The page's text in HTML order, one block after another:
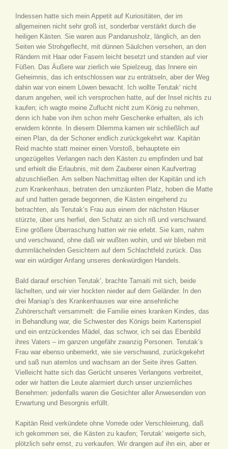
Indessen hatte sich mein Appetit auf Kuriositäten, der im
allgemeinen nicht sehr groß ist, sonderbar verstärkt durch die
heiligen Kästen. Sie waren aus Pandanusholz, länglich, an den
Seiten wie Strohgeflecht, mit dünnen Säulchen versehen, an den
Rändern mit Haar oder Fasern leicht besetzt und standen auf vier
Füßen. Das Äußere war zierlich wie Spielzeug, das Innere ein
Geheimnis, das ich entschlossen war zu enträtseln, aber der Weg
dahin war von einem Löwen bewacht. Ich wollte Terutak‘ nicht
darum angehen, weil ich versprochen hatte, auf der Insel nichts zu
kaufen; ich wagte meine Zuflucht nicht zum König zu nehmen,
denn ich habe von ihm schon mehr Geschenke erhalten, als ich
erwidern könnte. In diesem Dilemma kamen wir schließlich auf
einen Plan, da der Schoner endlich zurückgekehrt war. Kapitän
Reid machte statt meiner einen Vorstoß, behauptete ein
ungezügeltes Verlangen nach den Kästen zu empfinden und bat
und erhielt die Erlaubnis, mit dem Zauberer einen Kaufvertrag
abzuschließen. Am selben Nachmittag eilten der Kapitän und ich
zum Krankenhaus, betraten den umzäunten Platz, hoben die Matte
auf und hatten gerade begonnen, die Kästen eingehend zu
betrachten, als Terutak’s Frau aus einem der nächsten Häuser
stürzte, über uns herfiel, den Schatz an sich riß und verschwand.
Eine größere Überraschung hatten wir nie erlebt. Sie kam, nahm
und verschwand, ohne daß wir wußten wohin, und wir blieben mit
dummlächelnden Gesichtern auf dem Schlachtfeld zurück. Das
war ein würdiger Anfang unseres denkwürdigen Handels.
Bald darauf erschien Terutak‘, brachte Tamaiti mit sich, beide
lächelten, und wir vier hockten nieder auf dem Geländer. In den
drei Maniap’s des Krankenhauses war eine ansehnliche
Zuhörerschaft versammelt: die Familie eines kranken Kindes, das
in Behandlung war, die Schwester des Königs beim Kartenspiel
und ein entzückendes Mädel, das schwor, ich sei das Ebenbild
ihres Vaters – im ganzen ungefähr zwanzig Personen. Terutak’s
Frau war ebenso unbemerkt, wie sie verschwand, zurückgekehrt
und saß nun atemlos und wachsam an der Seite ihres Gatten.
Vielleicht hatte sich das Gerücht unseres Verlangens verbreitet,
oder wir hatten die Leute alarmiert durch unser unziemliches
Benehmen: jedenfalls waren die Gesichter aller Anwesenden von
Erwartung und Besorgnis erfüllt.
Kapitän Reid verkündete ohne Vorrede oder Verschleierung, daß
ich gekommen sei, die Kästen zu kaufen; Terutak‘ weigerte sich,
plötzlich sehr ernst, zu verkaufen. Wir drangen auf ihn ein, aber er